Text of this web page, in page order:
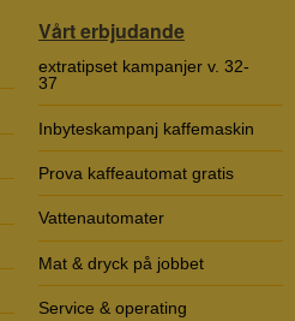
Vårt erbjudande
extratipset kampanjer v. 32-
37
Inbyteskampanj kaffemaskin
Prova kaffeautomat gratis
Vattenautomater
Mat & dryck på jobbet
Service & operating